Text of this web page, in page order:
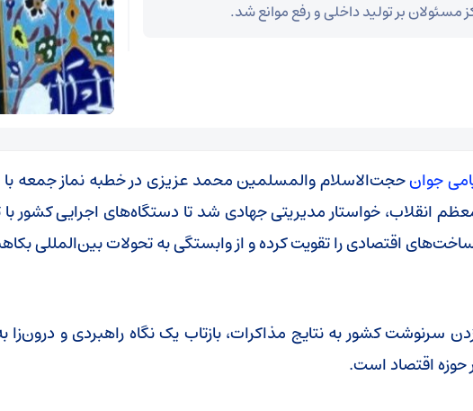
مسئولان بر تولید داخلی و رفع موانع شد.
جوانحجت‌الاسلام والمسلمین محمد عزیزی در خطبه‌ نماز جمعه با
انقلاب، خواستار مدیریتی جهادی شد تا دستگاه‌های اجرایی کشور با
اقتصادی را تقویت کرده و از وابستگی به تحولات بین‌المللی
سرنوشت کشور به نتایج مذاکرات، بازتاب یک نگاه راهبردی و
حوزه اقتصاد است.
و پاکستان نداریم